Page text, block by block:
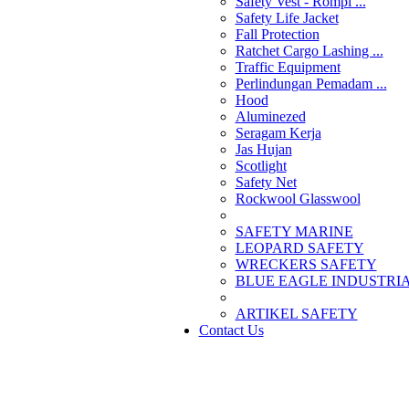
Safety Life Jacket
Fall Protection
Ratchet Cargo Lashing ...
Traffic Equipment
Perlindungan Pemadam ...
Hood
Aluminezed
Seragam Kerja
Jas Hujan
Scotlight
Safety Net
Rockwool Glasswool
SAFETY MARINE
LEOPARD SAFETY
WRECKERS SAFETY
BLUE EAGLE
­ARTIKEL SAFETY
Contact Us